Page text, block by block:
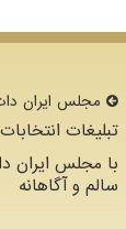
مجلس ایران
تبلیغات
با مجلس ایران
سالم و آگاهانه